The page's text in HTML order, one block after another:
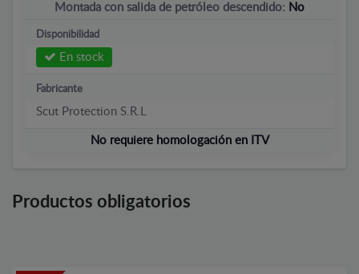
Montada con salida de petróleo descendido: No
Disponibilidad
En stock
Fabricante
Scut Protection S.R.L
No requiere homologación en ITV
Productos obligatorios